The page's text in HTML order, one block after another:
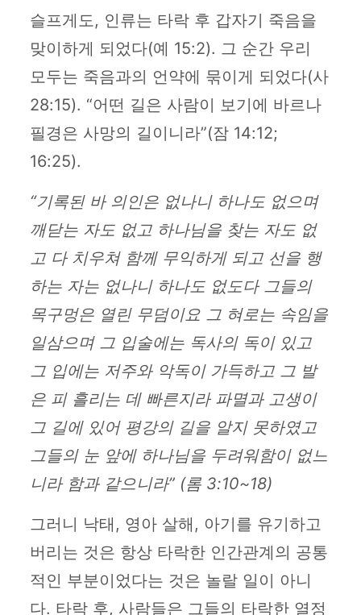
슬프게도, 인류는 타락 후 갑자기 죽음을
맞이하게 되었다(예 15:2). 그 순간 우리
모두는 죽음과의 언약에 묶이게 되었다(사
28:15). “어떤 길은 사람이 보기에 바르나
필경은 사망의 길이니라”(잠 14:12;
16:25).
“기록된 바 의인은 없나니 하나도 없으며
깨닫는 자도 없고 하나님을 찾는 자도 없
고 다 치우쳐 함께 무익하게 되고 선을 행
하는 자는 없나니 하나도 없도다 그들의
목구멍은 열린 무덤이요 그 혀로는 속임을
일삼으며 그 입술에는 독사의 독이 있고
그 입에는 저주와 악독이 가득하고 그 발
은 피 흘리는 데 빠른지라 파멸과 고생이
그 길에 있어 평강의 길을 알지 못하였고
그들의 눈 앞에 하나님을 두려워함이 없느
니라 함과 같으니라” (롬 3:10~18)
그러니 낙태, 영아 살해, 아기를 유기하고
버리는 것은 항상 타락한 인간관계의 공통
적인 부분이었다는 것은 놀랄 일이 아니
다. 타락 후, 사람들은 그들의 타락한 열정